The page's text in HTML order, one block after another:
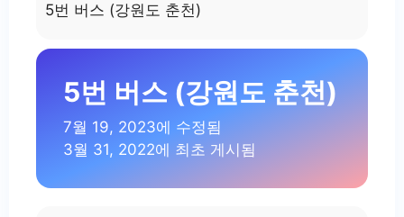
5번 버스 (강원도 춘천)
5번 버스 (강원도 춘천)
7월 19, 2023에 수정됨
3월 31, 2022에 최초 게시됨